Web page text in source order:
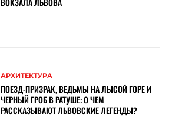
АРХИТЕКТУРА
ПОЕЗД-ПРИЗРАК, ВЕДЬМЫ НА ЛЫСОЙ ГОРЕ И
ЧЕРНЫЙ ГРОБ В РАТУШЕ: О ЧЕМ
РАССКАЗЫВАЮТ ЛЬВОВСКИЕ ЛЕГЕНДЫ?